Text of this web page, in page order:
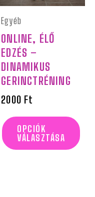
Egyéb
ONLINE, ÉLŐ
EDZÉS –
DINAMIKUS
GERINCTRÉNING
2000 Ft
OPCIÓK
VÁLASZTÁSA
van.
A
változatok
a
termékoldalon
választhatók
ki